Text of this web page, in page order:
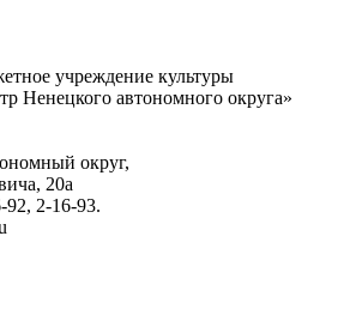
учреждение культуры
Ненецкого автономного округа»
округ,
20а
92, 2-16-93.